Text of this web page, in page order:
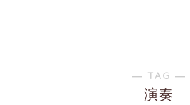
― TAG ―
演奏